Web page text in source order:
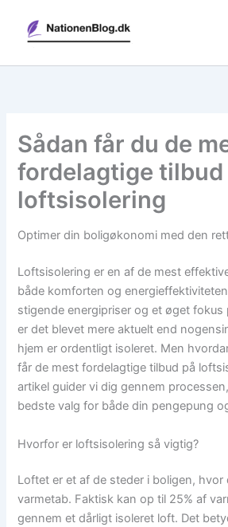
indholdet
Sådan får du de
fordelagtige tilbud
loftsisolering
Optimer din boligøkonomi med den
Loftsisolering er en af de mest
både komforten og
stigende energipriser og et øget
er det blevet mere aktuelt end
hjem er ordentligt isoleret. Men
får de mest fordelagtige tilbud på
artikel guider vi dig gennem
bedste valg for både din pengepung
Hvorfor er loftsisolering så vigtig?
Loftet er et af de steder i boligen,
varmetab. Faktisk kan op til 25% af
gennem et dårligt isoleret loft. Det